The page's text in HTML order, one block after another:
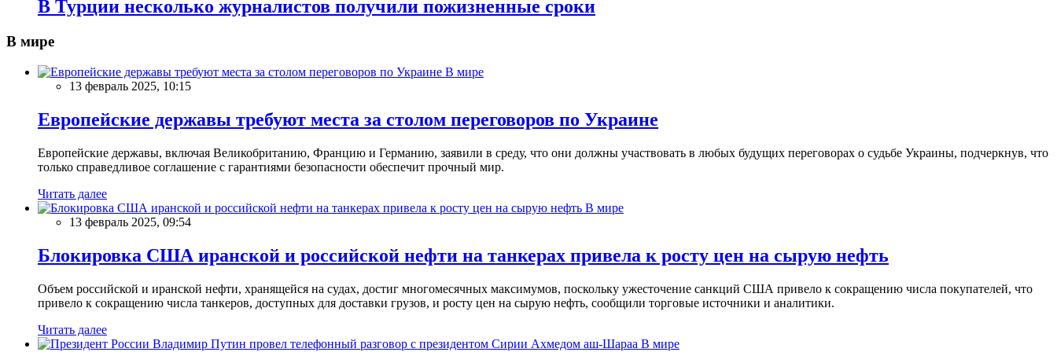
В Турции несколько журналистов получили пожизненные сроки
В мире
В мире
13 февраль 2025, 10:15
Европейские державы требуют места за столом переговоров по Украине
Европейские державы, включая Великобританию, Францию и Германию, заявили в среду, что они должны участвовать в любых будущих переговорах о судьбе Украины, подчеркнув, что
только справедливое соглашение с гарантиями безопасности обеспечит прочный мир.
Читать далее
В мире
13 февраль 2025, 09:54
Блокировка США иранской и российской нефти на танкерах привела к росту цен на сырую нефть
Объем российской и иранской нефти, хранящейся на судах, достиг многомесячных максимумов, поскольку ужесточение санкций США привело к сокращению числа покупателей, что
привело к сокращению числа танкеров, доступных для доставки грузов, и росту цен на сырую нефть, сообщили торговые источники и аналитики.
Читать далее
В мире